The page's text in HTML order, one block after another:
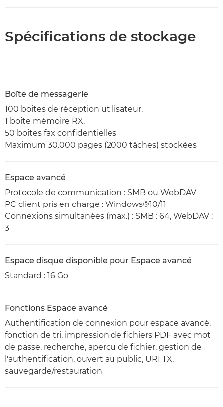
Spécifications de stockage
Boîte de messagerie
100 boîtes de réception utilisateur,
1 boîte mémoire RX,
50 boîtes fax confidentielles
Maximum 30.000 pages (2000 tâches) stockées
Espace avancé
Protocole de communication : SMB ou WebDAV
PC client pris en charge : Windows®10/11
Connexions simultanées (max.) : SMB : 64, WebDAV :
3
Espace disque disponible pour Espace avancé
Standard : 16 Go
Fonctions Espace avancé
Authentification de connexion pour espace avancé,
fonction de tri, impression de fichiers PDF avec mot
de passe, recherche, aperçu de fichier, gestion de
l'authentification, ouvert au public, URI TX,
sauvegarde/restauration